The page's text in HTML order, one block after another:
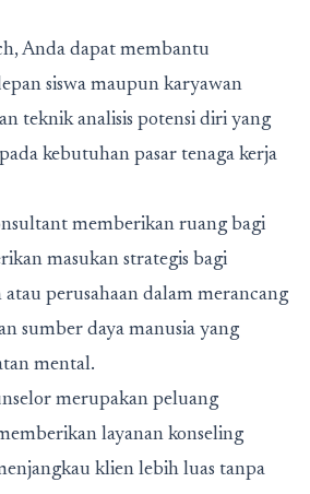
Anda dapat membantu
siswa maupun karyawan
teknik analisis potensi diri yang
kebutuhan pasar tenaga kerja
memberikan ruang bagi
masukan strategis bagi
perusahaan dalam merancang
sumber daya manusia yang
mental.
merupakan peluang
layanan konseling
klien lebih luas tanpa